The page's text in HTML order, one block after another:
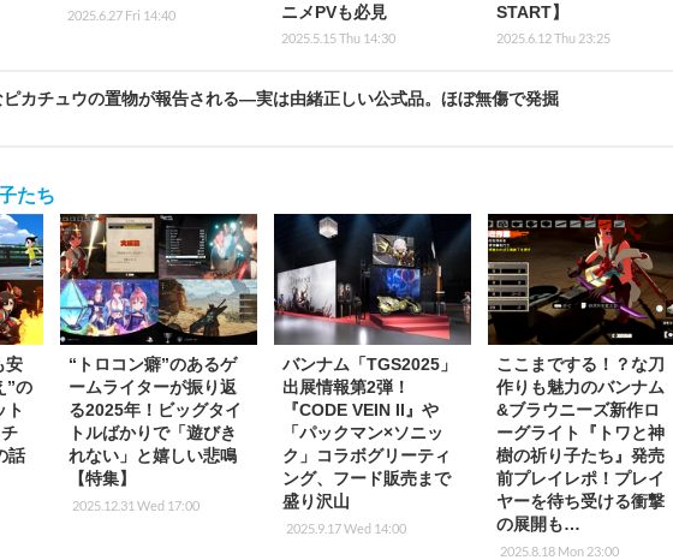
2025.6.27 Fri 14:40
ニメPVも必見
2025.5.15 Thu 14:30
START】
2025.6.12 Thu 23:25
カチュウの置物が報告される―実は由緒正しい公式品。ほぼ無傷で発掘
たち
安
”の
ト
話
“トロコン癖”のあるゲ
ームライターが振り返
る2025年！ビッグタイ
トルばかりで「遊びき
れない」と嬉しい悲鳴
【特集】
2025.12.31 Wed 17:00
バンナム「TGS2025」
出展情報第2弾！
『CODE VEIN II』や
「パックマン×ソニッ
ク」コラボグリーティ
ング、フード販売まで
盛り沢山
2025.9.17 Wed 14:00
ここまでする！？な刀
作りも魅力のバンナム
&ブラウニーズ新作ロ
ーグライト『トワと神
樹の祈り子たち』発売
前プレイレポ！プレイ
ヤーを待ち受ける衝撃
の展開も…
2025.8.18 Mon 23:00